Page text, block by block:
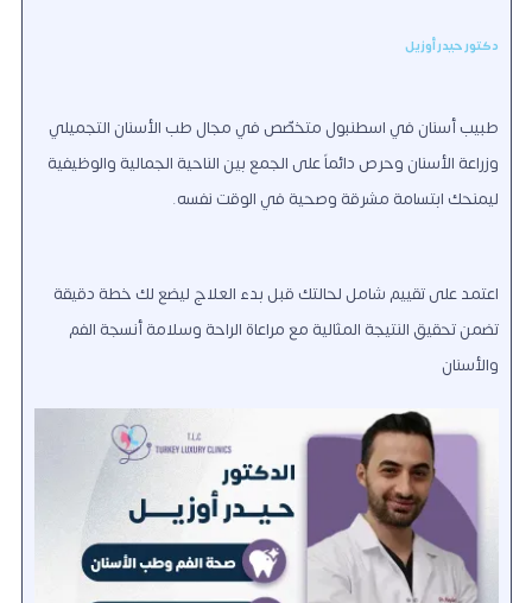
دكتور حيدر أوزيل
طبيب أسنان في اسطنبول متخصّص في مجال طب الأسنان التجميلي
وزراعة الأسنان وحرص دائماً على الجمع بين الناحية الجمالية والوظيفية
ليمنحك ابتسامة مشرقة وصحية في الوقت نفسه.
اعتمد على تقييم شامل لحالتك قبل بدء العلاج ليضع لك خطة دقيقة
تضمن تحقيق النتيجة المثالية مع مراعاة الراحة وسلامة أنسجة الفم
والأسنان